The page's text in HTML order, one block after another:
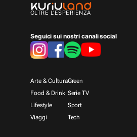
OLTRE L'ESPERIENZA
Seguici sui nostri canali social
Arte & Cultura
Food & Drink
Lifestyle
Viaggi
Green
Serie TV
Sport
Tech